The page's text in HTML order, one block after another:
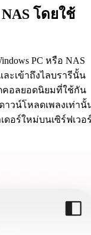
โดยใช้
PC หรือ NAS
ะเข้าถึงไลบรารีนั้น
คอลยอดนิยมที่ใช้กัน
วน์โหลดเพลงเท่านั้
อร์ใหม่บนเซิร์ฟเวอ